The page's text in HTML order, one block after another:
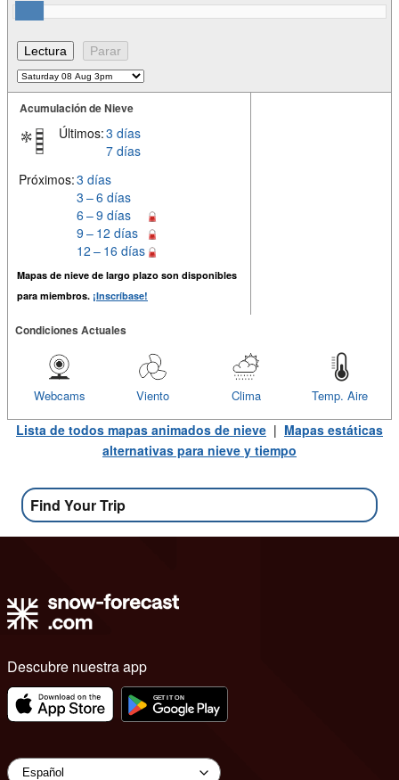
Acumulación de Nieve
Últimos:3 días
7 días
Próximos:3 días
3 – 6 días
6 – 9 días
9 – 12 días
12 – 16 días
Mapas de nieve de largo plazo son disponibles
para miembros. ¡Inscríbase!
Condiciones Actuales
Temp. Aire
Clima
Viento
Webcams
Lista de todos mapas animados de nieve | Mapas estáticas
alternativas para nieve y tiempo
Find Your Trip
Descubre nuestra app